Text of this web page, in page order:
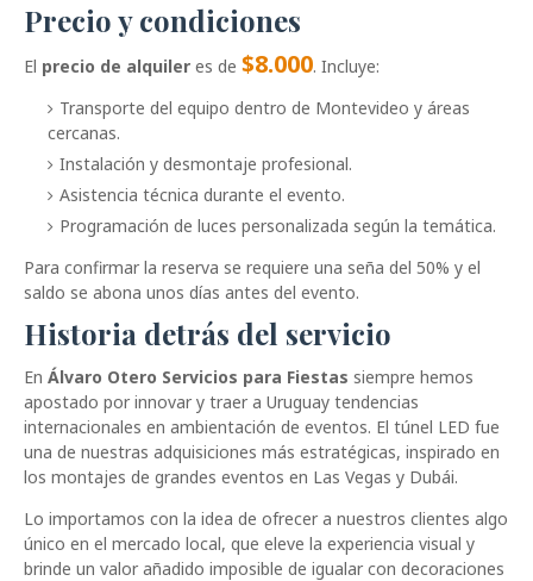
Precio y condiciones
El precio de alquiler es de $8.000. Incluye:
Transporte del equipo dentro de Montevideo y áreas
cercanas.
Instalación y desmontaje profesional.
Asistencia técnica durante el evento.
Programación de luces personalizada según la temática.
Para confirmar la reserva se requiere una seña del 50% y el
saldo se abona unos días antes del evento.
Historia detrás del servicio
En Álvaro Otero Servicios para Fiestas siempre hemos
apostado por innovar y traer a Uruguay tendencias
internacionales en ambientación de eventos. El túnel LED fue
una de nuestras adquisiciones más estratégicas, inspirado en
los montajes de grandes eventos en Las Vegas y Dubái.
Lo importamos con la idea de ofrecer a nuestros clientes algo
único en el mercado local, que eleve la experiencia visual y
brinde un valor añadido imposible de igualar con decoraciones